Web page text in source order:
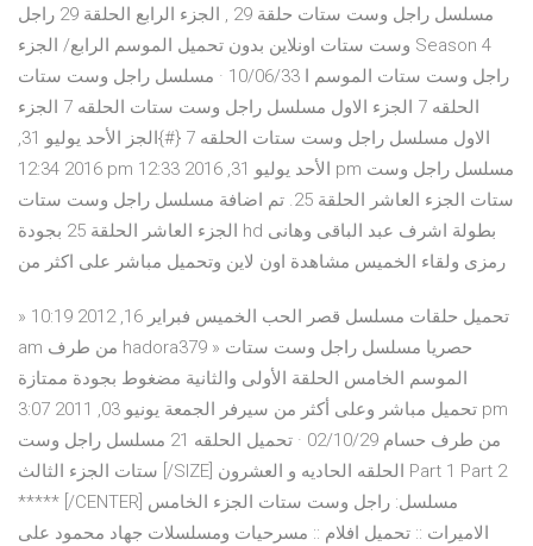
مسلسل راجل وست ستات حلقة 29 , الجزء الرابع الحلقة 29 راجل
وست ستات اونلاين بدون تحميل الموسم الرابع/ الجزء Season 4
راجل وست ستات الموسم ا 10/06/33 · مسلسل راجل وست ستات
الحلقه 7 الجزء الاول مسلسل راجل وست ستات الحلقه 7 الجزء
الاول مسلسل راجل وست ستات الحلقه 7 {#}الجز الأحد يوليو 31,
2016 12:34 pm الأحد يوليو 31, 2016 12:33 pm مسلسل راجل وست
ستات الجزء العاشر الحلقة 25. تم اضافة مسلسل راجل وست ستات
الجزء العاشر الحلقة 25 بجودة hd بطولة اشرف عبد الباقى وهانى
رمزى ولقاء الخميس مشاهدة اون لاين وتحميل مباشر على اكثر من
» تحميل حلقات مسلسل قصر الحب الخميس فبراير 16, 2012 10:19
am من طرف hadora379 » حصريا مسلسل راجل وست ستات
الموسم الخامس الحلقة الأولى والثانية مضغوط بجودة ممتازة
تحميل مباشر وعلى أكثر من سيرفر الجمعة يونيو 03, 2011 3:07 pm
من طرف حسام 02/10/29 · تحميل الحلقه 21 مسلسل راجل وست
ستات الجزء الثالث [/SIZE] الحلقه الحاديه و العشرون Part 1 Part 2
***** [/CENTER] مسلسل: راجل وست ستات الجزء الخامس
الاميرات :: تحميل افلام :: مسرحيات ومسلسلات جهاد محمود على